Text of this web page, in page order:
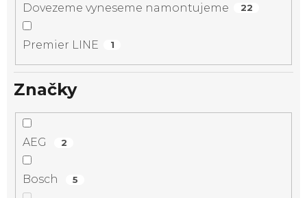
Dovezeme vyneseme namontujeme 22
Premier LINE 1
Značky
AEG 2
Bosch 5